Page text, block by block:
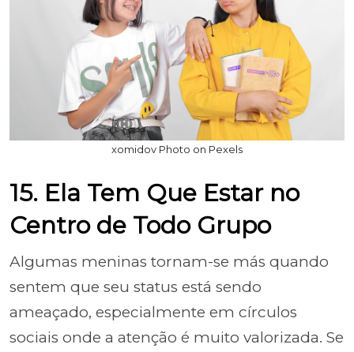
xomidov Photo on Pexels
15. Ela Tem Que Estar no
Centro de Todo Grupo
Algumas meninas tornam-se más quando
sentem que seu status está sendo
ameaçado, especialmente em círculos
sociais onde a atenção é muito valorizada. Se